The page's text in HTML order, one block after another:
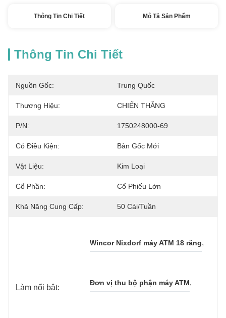
Thông Tin Chi Tiết Mô Tả Sản Phẩm
Thông Tin Chi Tiết
Nguồn Gốc: Trung Quốc
Thương Hiệu: CHIẾN THẮNG
P/N: 1750248000-69
Có Điều Kiện: Bản Gốc Mới
Vật Liệu: Kim Loại
Cổ Phần: Cổ Phiếu Lớn
Khả Năng Cung Cấp: 50 Cái/tuần
Làm nổi bật:
Wincor Nixdorf máy ATM 18 răng,
Đơn vị thu bộ phận máy ATM,